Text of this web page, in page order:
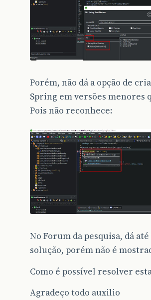
Porém, não dá a opção de
Spring em versões menores
Pois não reconhece:
No Forum da pesquisa, dá
solução, porém não é
Como é possível resolver
Agradeço todo auxilio